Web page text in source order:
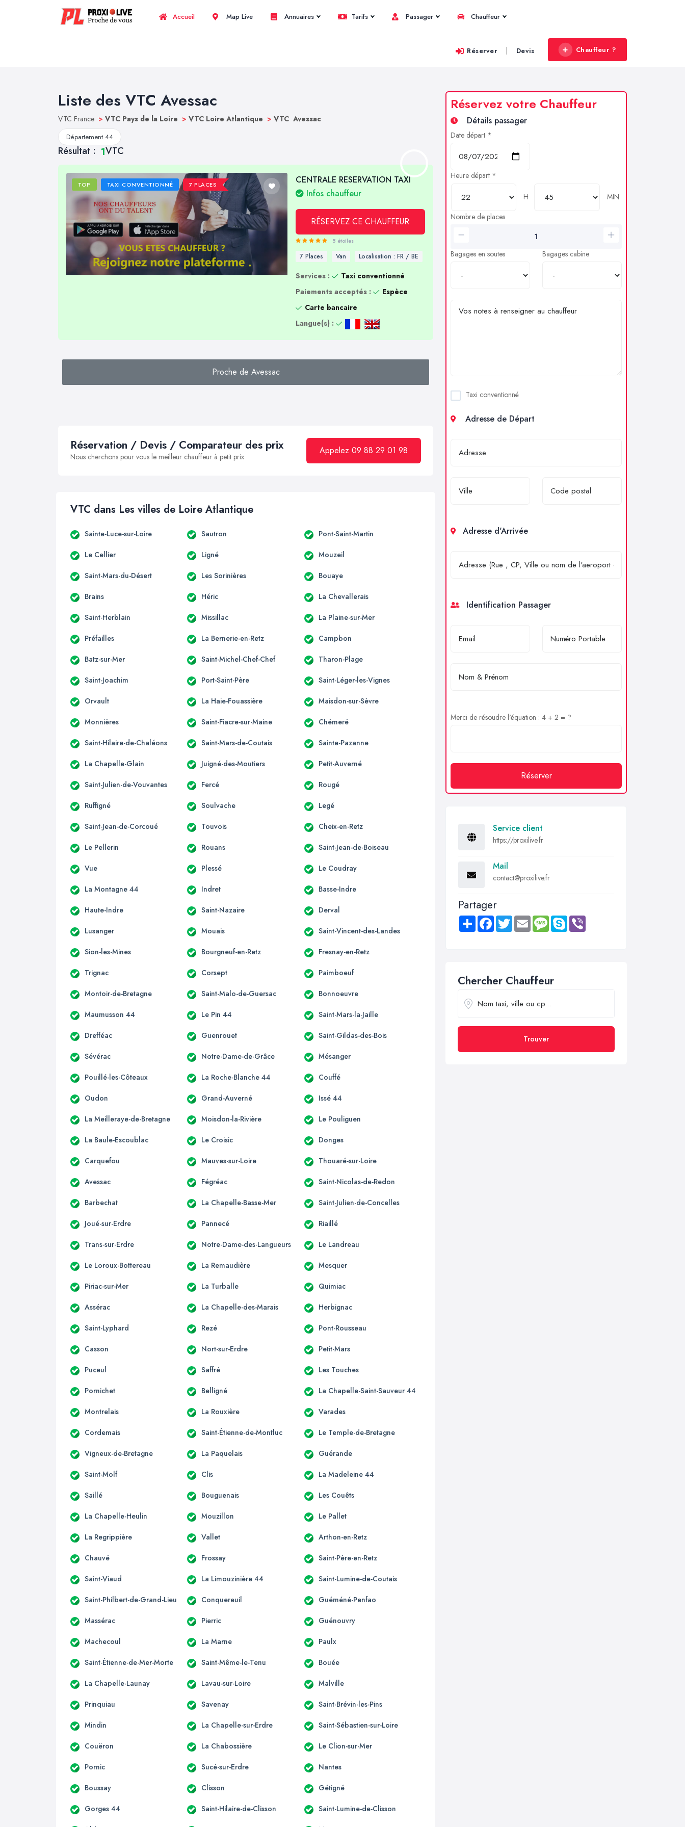
Accueil Map Live Annuaires Tarifs Passager Chauffeur
Réserver | Devis Chauffeur ?
Liste des VTC Avessac
VTC France > VTC Pays de la Loire > VTC Loire Atlantique > VTC Avessac
Département 44
Résultat : 1VTC
TOP TAXI CONVENTIONNÉ 7 PLACES
CENTRALE RESERVATION TAXI
Infos chauffeur
RÉSERVEZ CE CHAUFFEUR
5 étoiles
7 Places Van Localisation : FR / BE
Services :
Taxi conventionné
Paiements acceptés :
Espèce
Carte bancaire
Langue(s) :
Proche de Avessac
Réservation / Devis / Comparateur des prix
Nous cherchons pour vous le meilleur chauffeur à petit prix
Appelez 09 88 29 01 98
VTC dans Les villes de Loire Atlantique
Sainte-Luce-sur-Loire Sautron Pont-Saint-Martin
Le Cellier Ligné Mouzeil
Saint-Mars-du-Désert Les Sorinières Bouaye
Brains Héric La Chevallerais
Saint-Herblain Missillac La Plaine-sur-Mer
Préfailles La Bernerie-en-Retz Campbon
Batz-sur-Mer Saint-Michel-Chef-Chef Tharon-Plage
Saint-Joachim Port-Saint-Père Saint-Léger-les-Vignes
Orvault La Haie-Fouassière Maisdon-sur-Sèvre
Monnières Saint-Fiacre-sur-Maine Chémeré
Saint-Hilaire-de-Chaléons Saint-Mars-de-Coutais Sainte-Pazanne
La Chapelle-Glain Juigné-des-Moutiers Petit-Auverné
Saint-Julien-de-Vouvantes Fercé Rougé
Ruffigné Soulvache Legé
Saint-Jean-de-Corcoué Touvois Cheix-en-Retz
Le Pellerin Rouans Saint-Jean-de-Boiseau
Vue Plessé Le Coudray
La Montagne 44 Indret Basse-Indre
Haute-Indre Saint-Nazaire Derval
Lusanger Mouais Saint-Vincent-des-Landes
Sion-les-Mines Bourgneuf-en-Retz Fresnay-en-Retz
Trignac Corsept Paimboeuf
Montoir-de-Bretagne Saint-Malo-de-Guersac Bonnoeuvre
Maumusson 44 Le Pin 44 Saint-Mars-la-Jaille
Drefféac Guenrouet Saint-Gildas-des-Bois
Sévérac Notre-Dame-de-Grâce Mésanger
Pouillé-les-Côteaux La Roche-Blanche 44 Couffé
Oudon Grand-Auverné Issé 44
La Meilleraye-de-Bretagne Moisdon-la-Rivière Le Pouliguen
La Baule-Escoublac Le Croisic Donges
Carquefou Mauves-sur-Loire Thouaré-sur-Loire
Avessac Fégréac Saint-Nicolas-de-Redon
Barbechat La Chapelle-Basse-Mer Saint-Julien-de-Concelles
Joué-sur-Erdre Pannecé Riaillé
Trans-sur-Erdre Notre-Dame-des-Langueurs Le Landreau
Le Loroux-Bottereau La Remaudière Mesquer
Piriac-sur-Mer La Turballe Quimiac
Assérac La Chapelle-des-Marais Herbignac
Saint-Lyphard Rezé Pont-Rousseau
Casson Nort-sur-Erdre Petit-Mars
Puceul Saffré Les Touches
Pornichet Belligné La Chapelle-Saint-Sauveur 44
Montrelais La Rouxière Varades
Cordemais Saint-Étienne-de-Montluc Le Temple-de-Bretagne
Vigneux-de-Bretagne La Paquelais Guérande
Saint-Molf Clis La Madeleine 44
Saillé Bouguenais Les Couêts
La Chapelle-Heulin Mouzillon Le Pallet
La Regrippière Vallet Arthon-en-Retz
Chauvé Frossay Saint-Père-en-Retz
Saint-Viaud La Limouzinière 44 Saint-Lumine-de-Coutais
Saint-Philbert-de-Grand-Lieu Conquereuil Guéméné-Penfao
Massérac Pierric Guénouvry
Machecoul La Marne Paulx
Saint-Étienne-de-Mer-Morte Saint-Même-le-Tenu Bouée
La Chapelle-Launay Lavau-sur-Loire Malville
Prinquiau Savenay Saint-Brévin-les-Pins
Mindin La Chapelle-sur-Erdre Saint-Sébastien-sur-Loire
Couëron La Chabossière Le Clion-sur-Mer
Pornic Sucé-sur-Erdre Nantes
Boussay Clisson Gétigné
Gorges 44 Saint-Hilaire-de-Clisson Saint-Lumine-de-Clisson
Réservez votre Chauffeur
Détails passager
Date départ *
Heure départ *
H
MIN
Nombre de places
Bagages en soutes Bagages cabine
Taxi conventionné
Adresse de Départ
Adresse d'Arrivée
Identification Passager
Merci de résoudre l'équation : 4 + 2 = ?
Réserver
Service client
https://proxilive.fr
Mail
contact@proxilive.fr
Partager
Share FacebookTwitter Email MessageSkype
Chercher Chauffeur
Trouver